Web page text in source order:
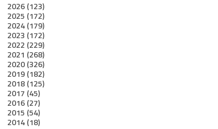
2026 (123)
2025 (172)
2024 (179)
2023 (172)
2022 (229)
2021 (268)
2020 (326)
2019 (182)
2018 (125)
2017 (45)
2016 (27)
2015 (54)
2014 (18)